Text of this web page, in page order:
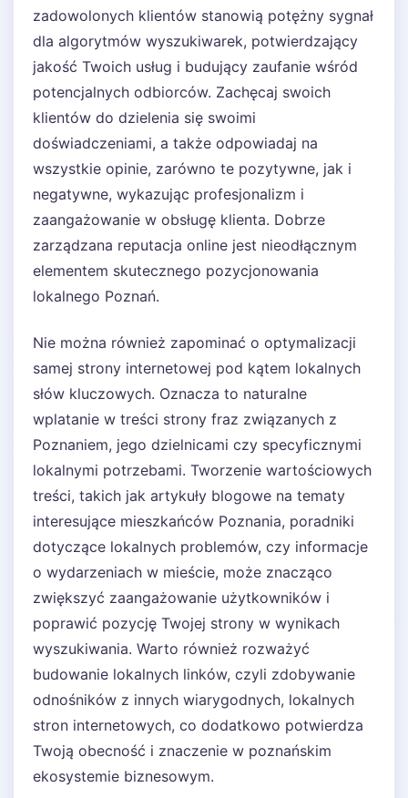
zadowolonych klientów stanowią potężny sygnał
dla algorytmów wyszukiwarek, potwierdzający
jakość Twoich usług i budujący zaufanie wśród
potencjalnych odbiorców. Zachęcaj swoich
klientów do dzielenia się swoimi
doświadczeniami, a także odpowiadaj na
wszystkie opinie, zarówno te pozytywne, jak i
negatywne, wykazując profesjonalizm i
zaangażowanie w obsługę klienta. Dobrze
zarządzana reputacja online jest nieodłącznym
elementem skutecznego pozycjonowania
lokalnego Poznań.
Nie można również zapominać o optymalizacji
samej strony internetowej pod kątem lokalnych
słów kluczowych. Oznacza to naturalne
wplatanie w treści strony fraz związanych z
Poznaniem, jego dzielnicami czy specyficznymi
lokalnymi potrzebami. Tworzenie wartościowych
treści, takich jak artykuły blogowe na tematy
interesujące mieszkańców Poznania, poradniki
dotyczące lokalnych problemów, czy informacje
o wydarzeniach w mieście, może znacząco
zwiększyć zaangażowanie użytkowników i
poprawić pozycję Twojej strony w wynikach
wyszukiwania. Warto również rozważyć
budowanie lokalnych linków, czyli zdobywanie
odnośników z innych wiarygodnych, lokalnych
stron internetowych, co dodatkowo potwierdza
Twoją obecność i znaczenie w poznańskim
ekosystemie biznesowym.